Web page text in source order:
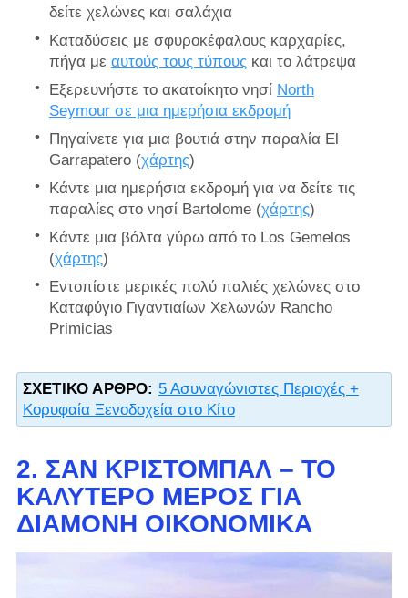
δείτε χελώνες και σαλάχια
Καταδύσεις με σφυροκέφαλους καρχαρίες,
πήγα με αυτούς τους τύπους και το λάτρεψα
Εξερευνήστε το ακατοίκητο νησί North
Seymour σε μια ημερήσια εκδρομή
Πηγαίνετε για μια βουτιά στην παραλία El
Garrapatero (χάρτης)
Κάντε μια ημερήσια εκδρομή για να δείτε τις
παραλίες στο νησί Bartolome (χάρτης)
Κάντε μια βόλτα γύρω από το Los Gemelos
(χάρτης)
Εντοπίστε μερικές πολύ παλιές χελώνες στο
Καταφύγιο Γιγαντιαίων Χελωνών Rancho
Primicias
ΣΧΕΤΙΚΌ ΆΡΘΡΟ: 5 Ασυναγώνιστες Περιοχές +
Κορυφαία Ξενοδοχεία στο Κίτο
2. ΣΑΝ ΚΡΙΣΤΟΜΠΆΛ – ΤΟ
ΚΑΛΎΤΕΡΟ ΜΈΡΟΣ ΓΙΑ
ΔΙΑΜΟΝΉ ΟΙΚΟΝΟΜΙΚΆ